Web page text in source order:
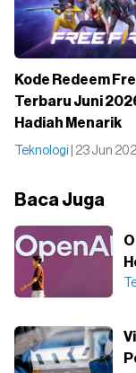
Kode Redeem
Terbaru Juni
Hadiah Menarik
Teknologi | 23 Jun
Baca Juga